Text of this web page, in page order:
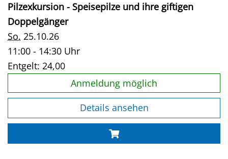
Pilzexkursion - Speisepilze und ihre giftigen
Doppelgänger
So. 25.10.26
11:00 - 14:30 Uhr
Entgelt: 24,00
Anmeldung möglich
Details ansehen